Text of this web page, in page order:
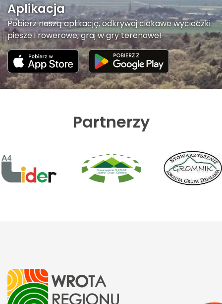
Aplikacja
Pobierz naszą aplikację, odkrywaj ciekawe wycieczki
piesze i rowerowe, graj w gry terenowe!
Partnerzy